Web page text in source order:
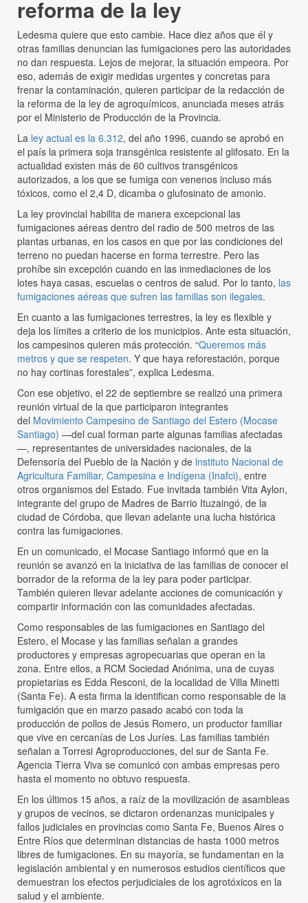
reforma de la ley
Ledesma quiere que esto cambie. Hace diez años que él y
otras familias denuncian las fumigaciones pero las autoridades
no dan respuesta. Lejos de mejorar, la situación empeora. Por
eso, además de exigir medidas urgentes y concretas para
frenar la contaminación, quieren participar de la redacción de
la reforma de la ley de agroquímicos, anunciada meses atrás
por el Ministerio de Producción de la Provincia.
La ley actual es la 6.312, del año 1996, cuando se aprobó en
el país la primera soja transgénica resistente al glifosato. En la
actualidad existen más de 60 cultivos transgénicos
autorizados, a los que se fumiga con venenos incluso más
tóxicos, como el 2,4 D, dicamba o glufosinato de amonio.
La ley provincial habilita de manera excepcional las
fumigaciones aéreas dentro del radio de 500 metros de las
plantas urbanas, en los casos en que por las condiciones del
terreno no puedan hacerse en forma terrestre. Pero las
prohíbe sin excepción cuando en las inmediaciones de los
lotes haya casas, escuelas o centros de salud. Por lo tanto, las
fumigaciones aéreas que sufren las familias son ilegales.
En cuanto a las fumigaciones terrestres, la ley es flexible y
deja los límites a criterio de los municipios. Ante esta situación,
los campesinos quieren más protección. “Queremos más
metros y que se respeten. Y que haya reforestación, porque
no hay cortinas forestales”, explica Ledesma.
Con ese objetivo, el 22 de septiembre se realizó una primera
reunión virtual de la que participaron integrantes
del Movimiento Campesino de Santiago del Estero (Mocase
Santiago) —del cual forman parte algunas familias afectadas
—, representantes de universidades nacionales, de la
Defensoría del Pueblo de la Nación y de lnstituto Nacional de
Agricultura Familiar, Campesina e Indígena (Inafci), entre
otros organismos del Estado. Fue invitada también Vita Aylon,
integrante del grupo de Madres de Barrio Ituzaingó, de la
ciudad de Córdoba, que llevan adelante una lucha histórica
contra las fumigaciones.
En un comunicado, el Mocase Santiago informó que en la
reunión se avanzó en la iniciativa de las familias de conocer el
borrador de la reforma de la ley para poder participar.
También quieren llevar adelante acciones de comunicación y
compartir información con las comunidades afectadas.
Como responsables de las fumigaciones en Santiago del
Estero, el Mocase y las familias señalan a grandes
productores y empresas agropecuarias que operan en la
zona. Entre ellos, a RCM Sociedad Anónima, una de cuyas
propietarias es Edda Resconi, de la localidad de Villa Minetti
(Santa Fe). A esta firma la identifican como responsable de la
fumigación que en marzo pasado acabó con toda la
producción de pollos de Jesús Romero, un productor familiar
que vive en cercanías de Los Juríes. Las familias también
señalan a Torresi Agroproducciones, del sur de Santa Fe.
Agencia Tierra Viva se comunicó con ambas empresas pero
hasta el momento no obtuvo respuesta.
En los últimos 15 años, a raíz de la movilización de asambleas
y grupos de vecinos, se dictaron ordenanzas municipales y
fallos judiciales en provincias como Santa Fe, Buenos Aires o
Entre Ríos que determinan distancias de hasta 1000 metros
libres de fumigaciones. En su mayoría, se fundamentan en la
legislación ambiental y en numerosos estudios científicos que
demuestran los efectos perjudiciales de los agrotóxicos en la
salud y el ambiente.